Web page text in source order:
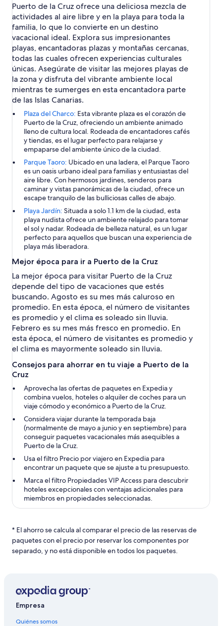
Puerto de la Cruz ofrece una deliciosa mezcla de
actividades al aire libre y en la playa para toda la
familia, lo que lo convierte en un destino
vacacional ideal. Explora sus impresionantes
playas, encantadoras plazas y montañas cercanas,
todas las cuales ofrecen experiencias culturales
únicas. Asegúrate de visitar las mejores playas de
la zona y disfruta del vibrante ambiente local
mientras te sumerges en esta encantadora parte
de las Islas Canarias.
Plaza del Charco: Esta vibrante plaza es el corazón de
Puerto de la Cruz, ofreciendo un ambiente animado
lleno de cultura local. Rodeada de encantadores cafés
y tiendas, es el lugar perfecto para relajarse y
empaparse del ambiente único de la ciudad.
Parque Taoro: Ubicado en una ladera, el Parque Taoro
es un oasis urbano ideal para familias y entusiastas del
aire libre. Con hermosos jardines, senderos para
caminar y vistas panorámicas de la ciudad, ofrece un
escape tranquilo de las bulliciosas calles de abajo.
Playa Jardín: Situada a solo 1.1 km de la ciudad, esta
playa nudista ofrece un ambiente relajado para tomar
el sol y nadar. Rodeada de belleza natural, es un lugar
perfecto para aquellos que buscan una experiencia de
playa más liberadora.
Mejor época para ir a Puerto de la Cruz
La mejor época para visitar Puerto de la Cruz
depende del tipo de vacaciones que estés
buscando. Agosto es su mes más caluroso en
promedio. En esta época, el número de visitantes
es promedio y el clima es soleado sin lluvia.
Febrero es su mes más fresco en promedio. En
esta época, el número de visitantes es promedio y
el clima es mayormente soleado sin lluvia.
Consejos para ahorrar en tu viaje a Puerto de la
Cruz
Aprovecha las ofertas de paquetes en Expedia y
combina vuelos, hoteles o alquiler de coches para un
viaje cómodo y económico a Puerto de la Cruz.
Considera viajar durante la temporada baja
(normalmente de mayo a junio y en septiembre) para
conseguir paquetes vacacionales más asequibles a
Puerto de la Cruz.
Usa el filtro Precio por viajero en Expedia para
encontrar un paquete que se ajuste a tu presupuesto.
Marca el filtro Propiedades VIP Access para descubrir
hoteles excepcionales con ventajas adicionales para
miembros en propiedades seleccionadas.
* El ahorro se calcula al comparar el precio de las reservas de
paquetes con el precio por reservar los componentes por
separado, y no está disponible en todos los paquetes.
Empresa
Quiénes somos